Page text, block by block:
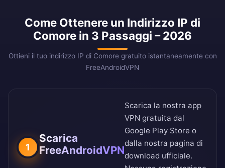
Come Ottenere un Indirizzo IP di
Comore in 3 Passaggi – 2026
Ottieni il tuo indirizzo IP di Comore gratuito istantaneamente con
FreeAndroidVPN
1
Scarica
FreeAndroidVPN
Scarica la nostra app
VPN gratuita dal
Google Play Store o
dalla nostra pagina di
download ufficiale.